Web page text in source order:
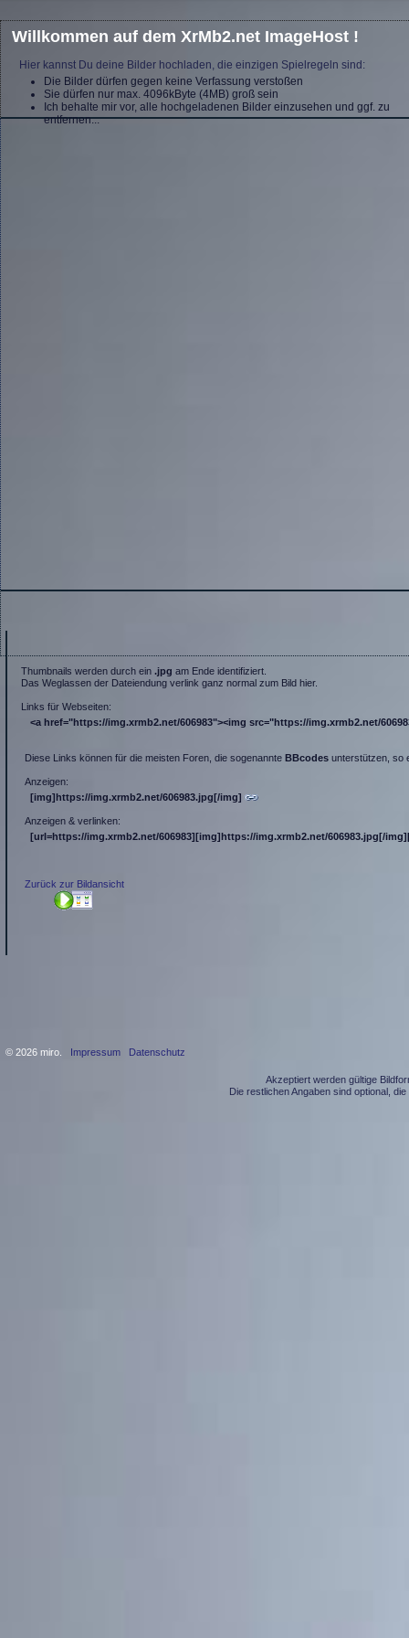
Willkommen auf dem XrMb2.net ImageHost !
Hier kannst Du deine Bilder hochladen, die einzigen Spielregeln sind:
Die Bilder dürfen gegen keine Verfassung verstoßen
Sie dürfen nur max. 4096kByte (4MB) groß sein
Ich behalte mir vor, alle hochgeladenen Bilder einzusehen und ggf. zu
entfernen...
Thumbnails werden durch ein .jpg am Ende identifiziert.
Das Weglassen der Dateiendung verlink ganz normal zum Bild hier.
Links für Webseiten:
<a href="https://img.xrmb2.net/606983"><img src="https://img.xrmb2.net/
Diese Links können für die meisten Foren, die sogenannte BBcodes unterstützen, so
Anzeigen:
[img]https://img.xrmb2.net/606983.jpg[/img]
Anzeigen & verlinken:
[url=https://img.xrmb2.net/606983][img]https://img.xrmb2.net/606983.jpg[/
Zurück zur Bildansicht
© 2026 miro. Impressum Datenschutz
Akzeptiert werden gültige
Die restlichen Angaben sind optional,